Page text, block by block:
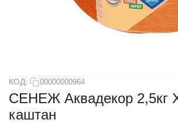
КОД: 00000000964
СЕНЕЖ Аквадекор 2,5кг
каштан